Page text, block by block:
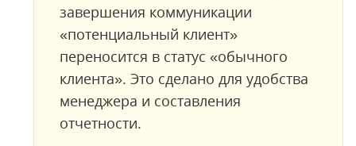
завершения коммуникации
«потенциальный клиент»
переносится в статус «обычного
клиента». Это сделано для удобства
менеджера и составления
отчетности.